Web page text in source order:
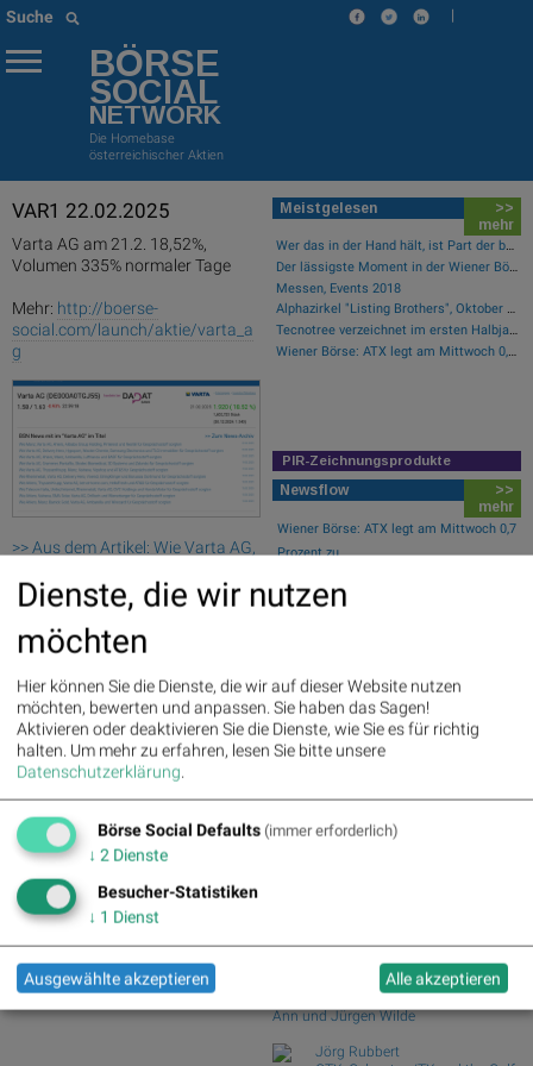
Suche |
BÖRSE
SOCIAL
NETWORK
Die Homebase
österreichischer Aktien
VAR1 22.02.2025
Varta AG am 21.2. 18,52%,
Volumen 335% normaler Tage
Mehr: http://boerse-
social.com/launch/aktie/varta_a
g
>> Aus dem Artikel: Wie Varta AG,
Corp, Ibiden Co.Ltd und Hella
Hueck & Co für Gesprächsstoff
sorgten
Beiersdorf : 3.94%» Details
Bayer : 3.38%» Details
MTU Aero Engines : 1.68%»
Details
E.ON : 1.48%» Details
Vonovia SE : -1.48%» Details
Continental : -1.39%» Details
Zalando : -1.51%
Deutsche Post : -1.80%
Details
Infineon : -3.93%
Meistgelesen
>>
mehr
Wer das in der Hand hält, ist Part der boersegeschichte.at
Der lässigste Moment in der Wiener Börsegeschichte
Messen, Events 2018
Alphazirkel "Listing Brothers", Oktober 2019, Säulenhalle Wiener Börse
Tecnotree verzeichnet im ersten Halbjahr 2026 ein zweistelliges Gewinnwachstum und eine beschleunigte Einführungsdynamik
Wiener Börse: ATX legt am Mittwoch 0,7 Prozent zu
PIR-Zeichnungsprodukte
Newsflow
>>
mehr
Wiener Börse: ATX legt am Mittwoch 0,7
Prozent zu
steigt meh...
voestalpine, AT&S ...
Österreich-Depots: Stockpicking
Österreich zu Mit...
Börse Social Club Board
Moi Wer (Moi Ver, Moses
Vorobeichic)
Ann und Jürgen Wilde
Jörg Rubbert
Dienste, die wir nutzen
möchten
Hier können Sie die Dienste, die wir auf dieser Website nutzen
möchten, bewerten und anpassen. Sie haben das Sagen!
Aktivieren oder deaktivieren Sie die Dienste, wie Sie es für richtig
halten. Um mehr zu erfahren, lesen Sie bitte unsere
Datenschutzerklärung.
Börse Social Defaults (immer erforderlich)
↓ 2 Dienste
Besucher-Statistiken
↓ 1 Dienst
Ausgewählte akzeptieren Alle akzeptieren